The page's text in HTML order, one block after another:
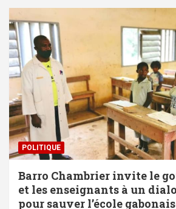
POLITIQUE
Barro Chambrier invite le
et les enseignants à un
pour sauver l’école